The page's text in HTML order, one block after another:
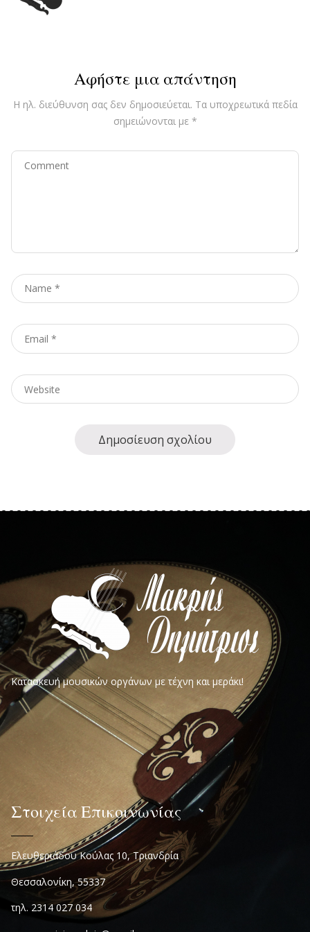
Αφήστε μια απάντηση
Η ηλ. διεύθυνση σας δεν δημοσιεύεται. Τα υποχρεωτικά πεδία
σημειώνονται με *
Comment
Name
Email
Website
Κατασκευή μουσικών οργάνων με τέχνη και μεράκι!
Στοιχεία Επικοινωνίας
Ελευθεριάδου Κούλας 10, Τριανδρία
Θεσσαλονίκη, 55337
τηλ. 2314 027 034